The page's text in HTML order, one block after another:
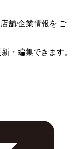
店舗/企業情報を ご
・編集できます。